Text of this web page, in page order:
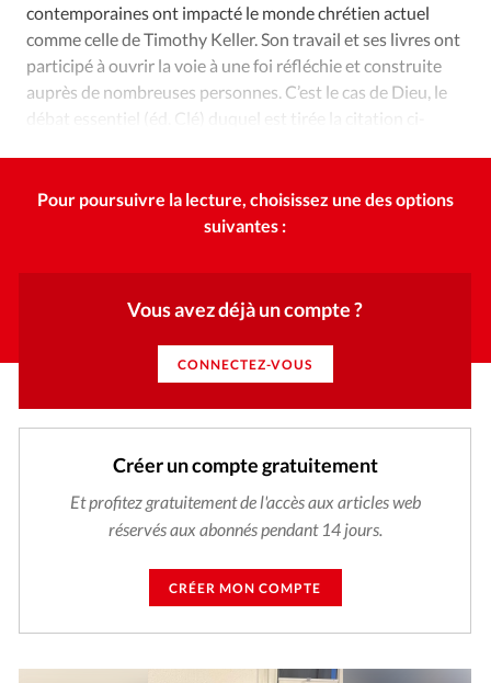
RUBRIQUES
Tous les articles
Actualité chrétienne
Actualité internationale
Chronique
Culture
Dossier
Eglises Foi Génération réveil
Monde
Vécu
Vie Intérieure
contemporaines ont impacté le monde chrétien actuel
comme celle de Timothy Keller. Son travail et ses livres ont
participé à ouvrir la voie à une foi réfléchie et construite
auprès de nombreuses personnes. C’est le cas de Dieu, le
débat essentiel (éd. Clé) duquel est tirée la citation ci-
Pour poursuivre la lecture, choisissez une des options
suivantes :
Vous avez déjà un compte ?
CONNECTEZ-VOUS
Créer un compte gratuitement
Et profitez gratuitement de l'accès aux articles web
réservés aux abonnés pendant 14 jours.
CRÉER MON COMPTE